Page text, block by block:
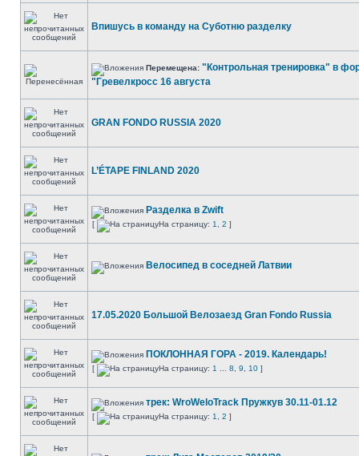
Впишусь в команду на Суботню разделку
Перемещена: "Контрольная тренировка" в
"Гревелкросс 16 августа
GRAN FONDO RUSSIA 2020
L’ÉTAPE FINLAND 2020
Разделка в Zwift
[ На страницу: 1 2 ]
Велосипед в соседней Латвии
17.05.2020 Большой Велозаезд Gran Fondo Russia
ПОКЛОННАЯ ГОРА - 2019. Календарь!
[ На страницу: 1 8 9 10 ]
трек: WroWeloTrack Пружкув 30.11-01.12
[ На страницу: 1 2 ]